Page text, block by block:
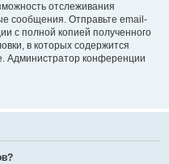
отслеживания
сообщения. Отправьте email-
с полной копией полученного
в которых содержится
Администратор конференции